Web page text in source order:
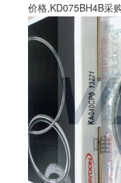
价格,KD075BH4B采